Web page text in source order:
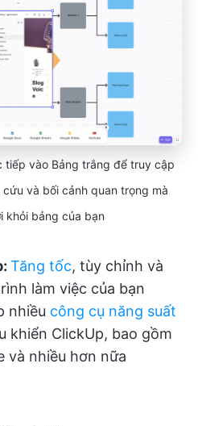
tiếp vào Bảng trắng để truy cập
và bối cảnh quan trọng mà
khỏi bảng của bạn
Tăng tốc, tùy chỉnh và
làm việc của bạn
nhiều công cụ năng suất
khiển ClickUp, bao gồm
và nhiều hơn nữa